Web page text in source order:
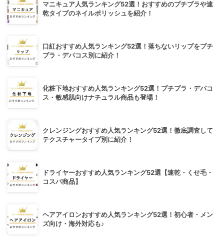
マニキュア人気ランキング52選！おすすめのプチプラや速
乾タイプのネイルポリッシュを紹介！
口紅おすすめ人気ランキング52選！落ちないリップをプチ
プラ・デパコス別に紹介！
化粧下地おすすめ人気ランキング52選！プチプラ・デパコ
ス・敏感肌向けナチュラル商品も登場！
クレンジングおすすめ人気ランキング52選！徹底調査して
テクスチャータイプ別に紹介！
ドライヤーおすすめ人気ランキング52選【速乾・くせ毛・
コスパ商品】
ヘアアイロンおすすめ人気ランキング52選！初心者・メン
ズ向け・海外対応も♪